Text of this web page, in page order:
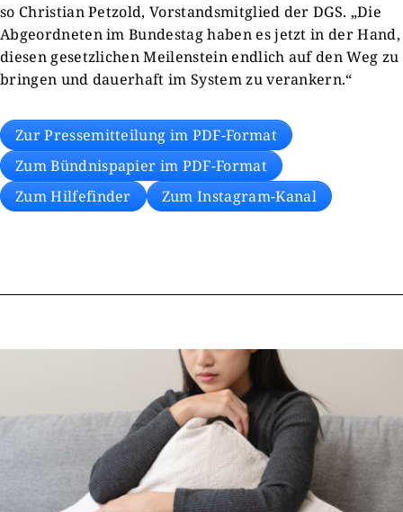
so Christian Petzold, Vorstandsmitglied der DGS. „Die
Abgeordneten im Bundestag haben es jetzt in der Hand,
diesen gesetzlichen Meilenstein endlich auf den Weg zu
bringen und dauerhaft im System zu verankern.“
Zur Pressemitteilung im PDF-Format
Zum Bündnispapier im PDF-Format
Zum Hilfefinder
Zum Instagram-Kanal